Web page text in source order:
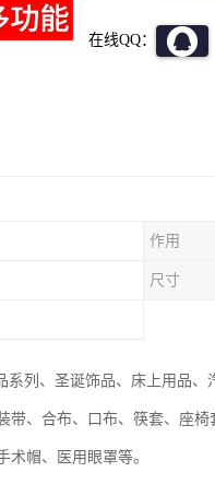
在线QQ：
作用
尺寸
列、圣诞饰品、床上用品
带、合布、口布、筷套、座
帽、医用眼罩等。